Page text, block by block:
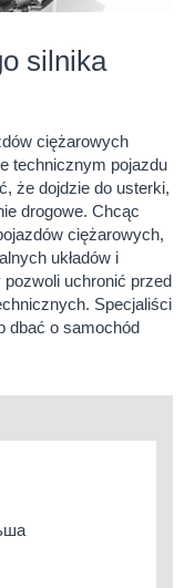
silnika
ciężarowych
technicznym pojazdu
że dojdzie do usterki,
drogowe. Chcąc
ciężarowych,
układów i
uchronić przed
Specjaliści
dbać o samochód